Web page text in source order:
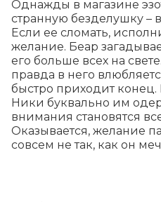
Однажды в магазине
странную безделушку –
Если ее сломать,
желание. Беар
его больше всех на
правда в него
быстро приходит конец.
Ники буквально им
внимания становятся
Оказывается, желание
совсем не так, как он